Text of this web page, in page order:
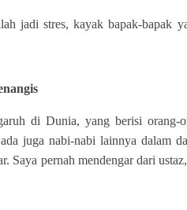
jadi stres, kayak bapak-bapak
di Dunia, yang berisi orang-
juga nabi-nabi lainnya dalam
Saya pernah mendengar dari